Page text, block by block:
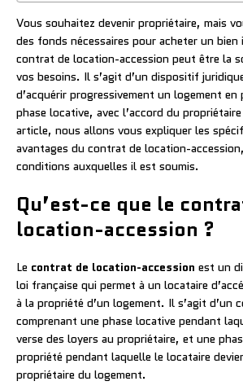
Vous souhaitez devenir propriétaire, mais
des fonds nécessaires pour acheter un bien
contrat de location-accession peut être la
vos besoins. Il s’agit d’un dispositif
d’acquérir progressivement un logement en
phase locative, avec l’accord du
article, nous allons vous expliquer les
avantages du contrat de location-
conditions auxquelles il est soumis.
Qu’est-ce que le
location-accession ?
Le contrat de location-accession est un
loi française qui permet à un locataire
à la propriété d’un logement. Il s’agit d’un
comprenant une phase locative pendant
verse des loyers au propriétaire, et une
propriété pendant laquelle le locataire
propriétaire du logement.